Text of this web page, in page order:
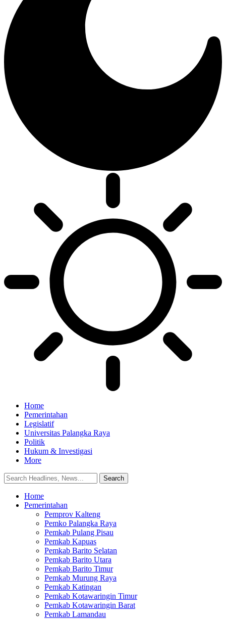
Home
Pemerintahan
Legislatif
Universitas Palangka Raya
Politik
Hukum & Investigasi
More
Home
Pemerintahan
Pemprov Kalteng
Pemko Palangka Raya
Pemkab Pulang Pisau
Pemkab Kapuas
Pemkab Barito Selatan
Pemkab Barito Utara
Pemkab Barito Timur
Pemkab Murung Raya
Pemkab Katingan
Pemkab Kotawaringin Timur
Pemkab Kotawaringin Barat
Pemkab Lamandau